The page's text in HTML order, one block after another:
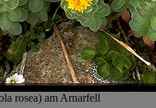
rosea) am Arnarfell